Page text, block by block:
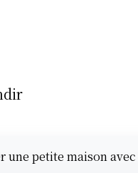
maison avec style |